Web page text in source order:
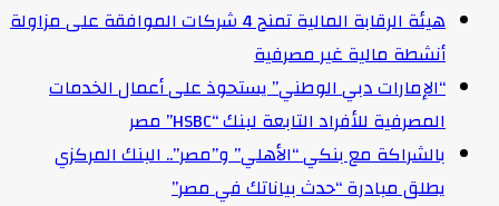
هيئة الرقابة المالية تمنح 4 شركات الموافقة على مزاولة
أنشطة مالية غير مصرفية
“الإمارات دبي الوطني” يستحوذ على أعمال الخدمات
المصرفية للأفراد التابعة لبنك “HSBC” مصر
بالشراكة مع بنكي “الأهلي” و”مصر”.. البنك المركزي
يطلق مبادرة “حدث بياناتك في مصر”